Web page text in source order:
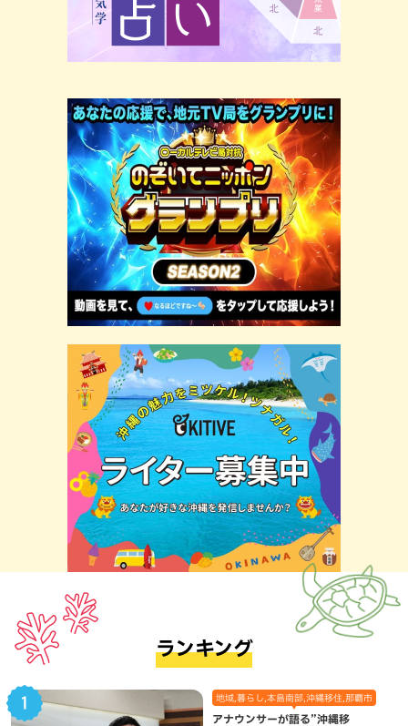
ランキング
地域,暮らし,本島南部,沖縄移住,那覇市
アナウンサーが語る”沖縄移